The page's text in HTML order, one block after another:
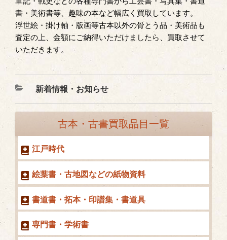
書・美術書等、趣味の本など幅広く買取しています。
浮世絵・掛け軸・版画等古本以外の骨とう品・美術品も
査定の上、金額にご納得いただけましたら、買取させて
いただきます。
カ
テ
新着情報・お知らせ
古本・古書買取品目一覧
江戸時代
絵葉書・古地図などの紙物資料
書道書・拓本・印譜集・書道具
専門書・学術書